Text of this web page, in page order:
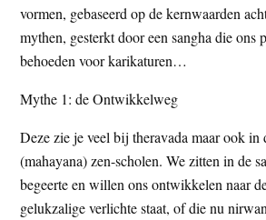
vormen, gebaseerd op de kernwaarden
mythen, gesterkt door een sangha die ons
behoeden voor karikaturen…
Mythe 1: de Ontwikkelweg
Deze zie je veel bij theravada maar ook in
(mahayana) zen-scholen. We zitten in de
begeerte en willen ons ontwikkelen naar
gelukzalige verlichte staat, of die nu